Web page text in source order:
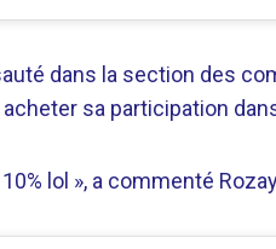
dans la section des
acheter sa participation
lol », a commenté